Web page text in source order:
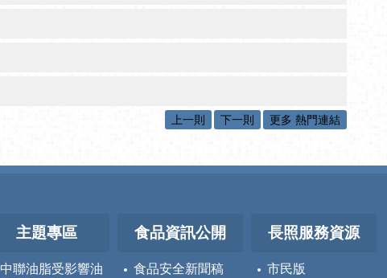
上一則 下一則 更多 熱門連結
主題專區
中聯油脂受影響油
食品資訊公開
食品安全新聞稿
長照服務資源
市民版